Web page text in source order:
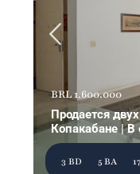
BRL 1.600.000
Продается
Копакабане | В
3 BD 5 BA